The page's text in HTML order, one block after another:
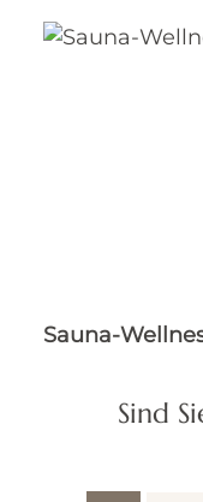
Sind
Sauna-